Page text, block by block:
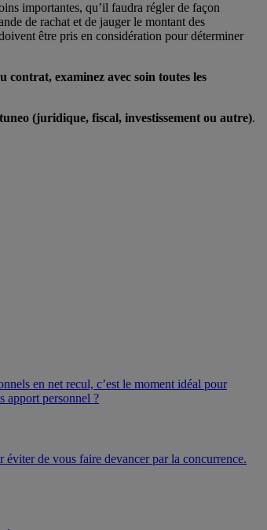
importantes, qu’il faudra régler de façon
de rachat et de jauger le montant des
être pris en considération pour déterminer
contrat, examinez avec soin toutes les
(juridique, fiscal, investissement ou autre).
en net recul, c’est le moment idéal pour
apport personnel ?
éviter de vous faire devancer par la concurrence.